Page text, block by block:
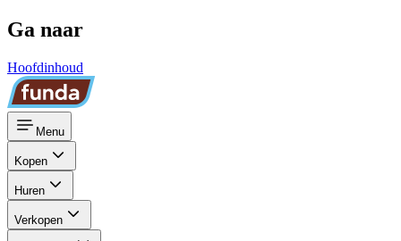
Ga naar
Hoofdinhoud
Menu
Kopen
Huren
Verkopen